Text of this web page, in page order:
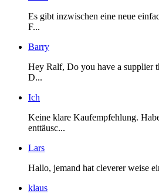
Es gibt inzwischen eine neue
F...
Barry
Hey Ralf, Do you have a supplier
D...
Ich
Keine klare Kaufempfehlung.
enttäusc...
Lars
Hallo, jemand hat cleverer weise
klaus